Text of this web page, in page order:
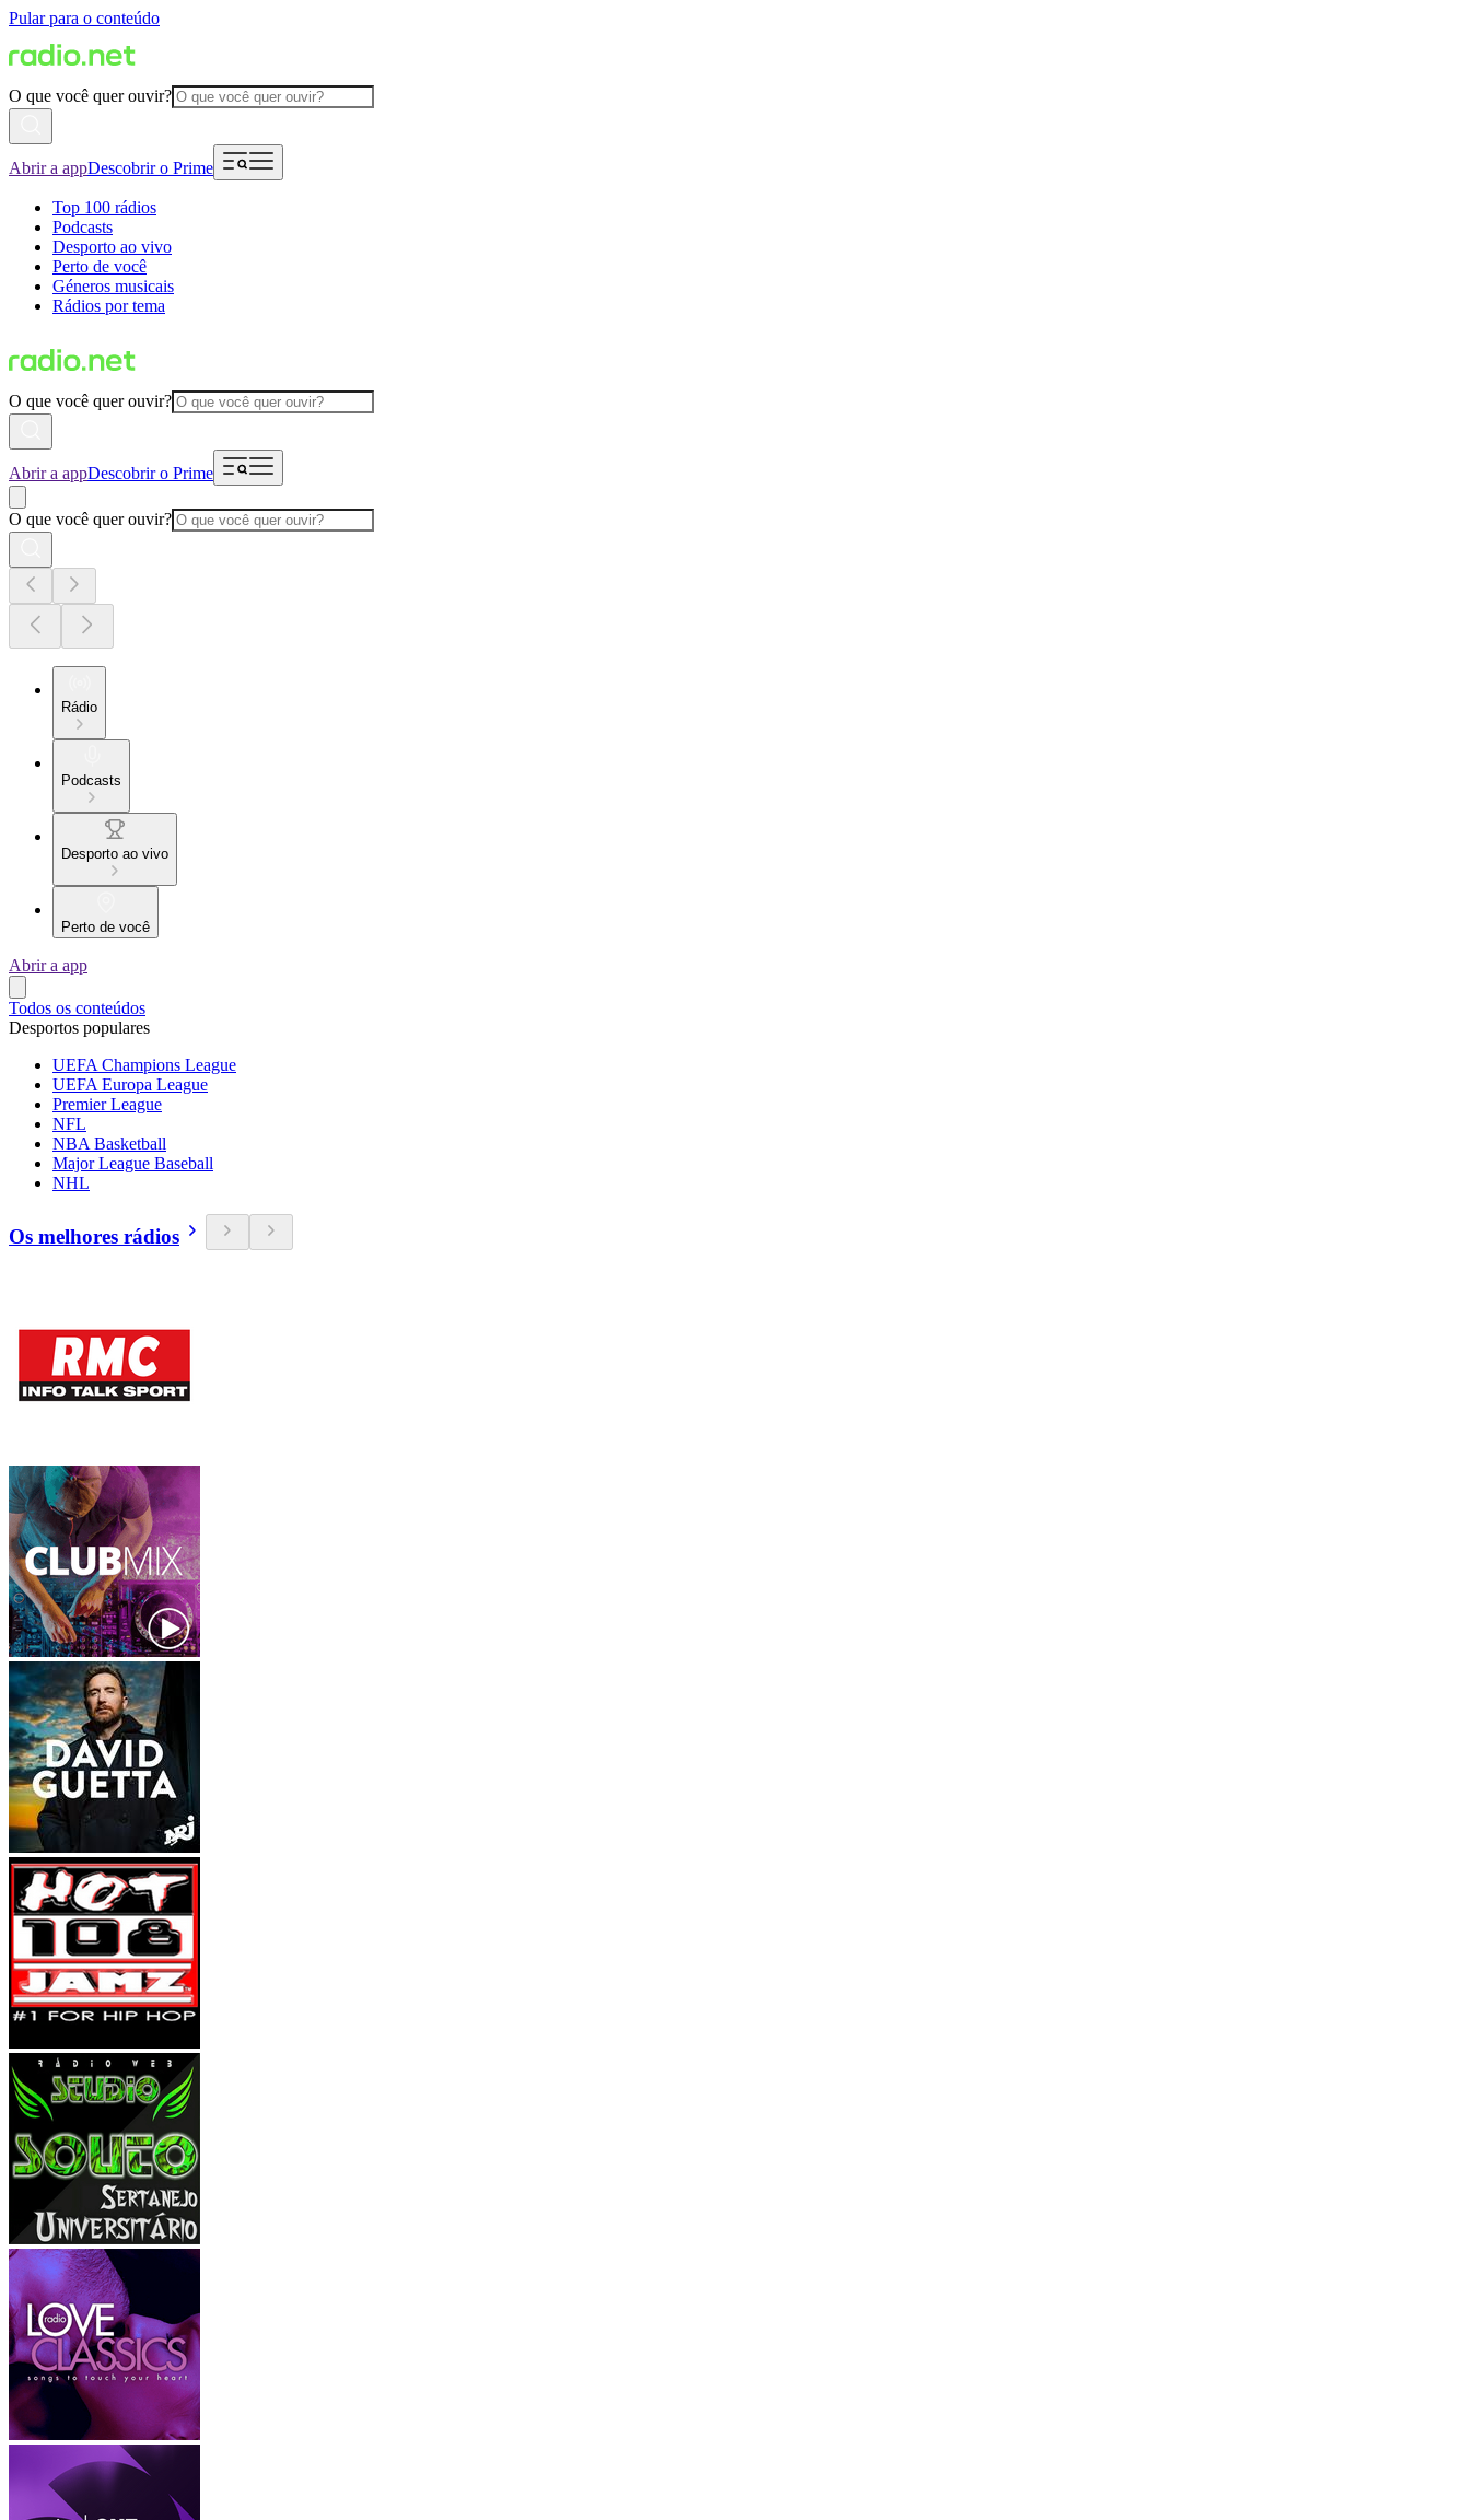
Pular para o conteúdo
O que você quer ouvir?
Abrir a appDescobrir o Prime
Top 100 rádios
Podcasts
Desporto ao vivo
Perto de você
Géneros musicais
Rádios por tema
O que você quer ouvir?
Abrir a appDescobrir o Prime
O que você quer ouvir?
Rádio
Podcasts
Desporto ao vivo
Perto de você
Abrir a app
Todos os conteúdos
Desportos populares
UEFA Champions League
UEFA Europa League
Premier League
NFL
NBA Basketball
Major League Baseball
NHL
Os melhores rádios